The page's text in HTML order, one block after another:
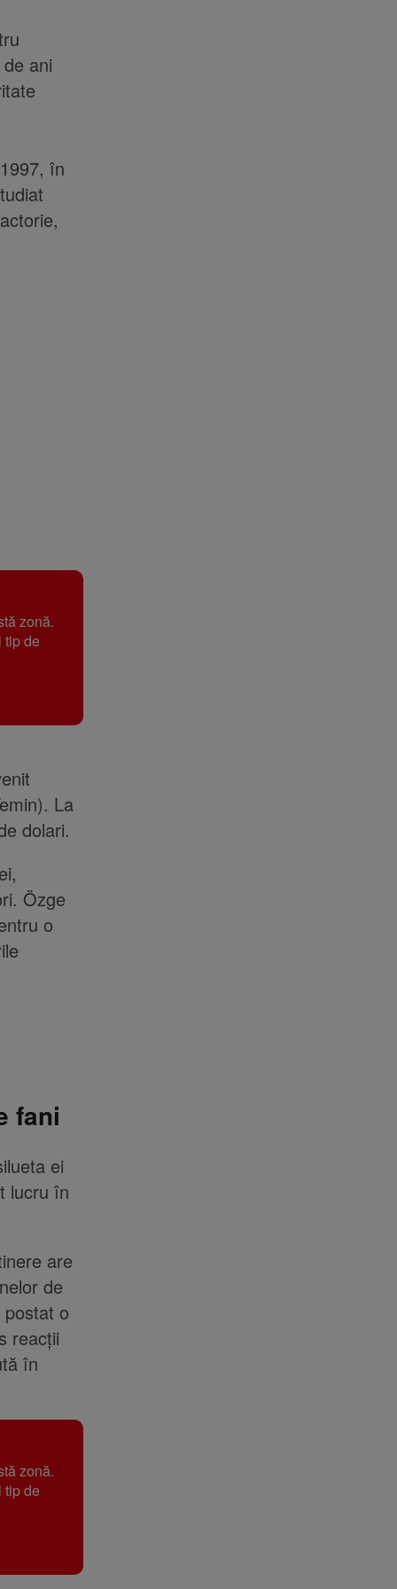
ani
în
zonă.
tip de
La
dolari.
Özge
o
fani
ei
lucru în
are
de
o
reacții
în
zonă.
tip de